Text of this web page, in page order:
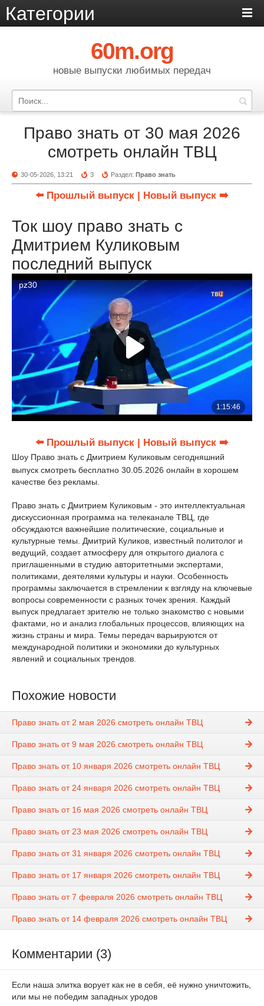
Категории
60m.org
новые выпуски любимых передач
Право знать от 30 мая 2026
смотреть онлайн ТВЦ
30-05-2026, 13:21 3 Раздел:Право знать
⬅️ Прошлый выпуск | Новый выпуск ➡️
Ток шоу право знать с
Дмитрием Куликовым
последний выпуск
⬅️ Прошлый выпуск | Новый выпуск ➡️
Шоу Право знать с Дмитрием Куликовым сегодняшний
выпуск смотреть бесплатно 30.05.2026 онлайн в хорошем
качестве без рекламы.
Право знать с Дмитрием Куликовым - это интеллектуальная
дискуссионная программа на телеканале ТВЦ, где
обсуждаются важнейшие политические, социальные и
культурные темы. Дмитрий Куликов, известный политолог и
ведущий, создает атмосферу для открытого диалога с
приглашенными в студию авторитетными экспертами,
политиками, деятелями культуры и науки. Особенность
программы заключается в стремлении к взгляду на ключевые
вопросы современности с разных точек зрения. Каждый
выпуск предлагает зрителю не только знакомство с новыми
фактами, но и анализ глобальных процессов, влияющих на
жизнь страны и мира. Темы передач варьируются от
международной политики и экономики до культурных
явлений и социальных трендов.
Похожие новости
Право знать от 2 мая 2026 смотреть онлайн ТВЦ
Право знать от 9 мая 2026 смотреть онлайн ТВЦ
Право знать от 10 января 2026 смотреть онлайн ТВЦ
Право знать от 24 января 2026 смотреть онлайн ТВЦ
Право знать от 16 мая 2026 смотреть онлайн ТВЦ
Право знать от 23 мая 2026 смотреть онлайн ТВЦ
Право знать от 31 января 2026 смотреть онлайн ТВЦ
Право знать от 17 января 2026 смотреть онлайн ТВЦ
Право знать от 7 февраля 2026 смотреть онлайн ТВЦ
Право знать от 14 февраля 2026 смотреть онлайн ТВЦ
Комментарии (3)
Если наша элитка ворует как не в себя, её нужно уничтожить,
или мы не победим западных уродов